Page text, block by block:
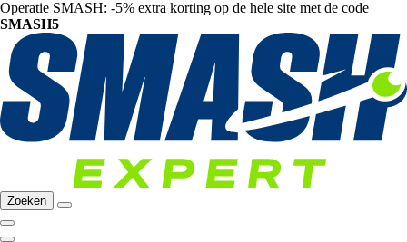
Operatie SMASH: -5% extra korting op de hele site met de code
SMASH5
Zoeken